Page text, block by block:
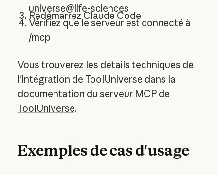
universe@life-sciences
Redémarrez Claude Code
Vérifiez que le serveur est connecté à
/mcp
Vous trouverez les détails techniques de
l'intégration de ToolUniverse dans la
documentation du serveur MCP de
ToolUniverse.
Exemples de cas d'usage